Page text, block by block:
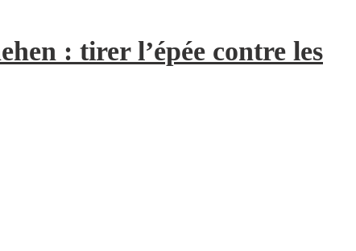
: tirer l’épée contre les